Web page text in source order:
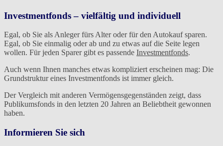
Investmentfonds – vielfältig und individuell
Egal, ob Sie als Anleger fürs Alter oder für den Autokauf sparen.
Egal, ob Sie einmalig oder ab und zu etwas auf die Seite legen
wollen. Für jeden Sparer gibt es passende Investmentfonds.
Auch wenn Ihnen manches etwas kompliziert erscheinen mag: Die
Grundstruktur eines Investmentfonds ist immer gleich.
Der Vergleich mit anderen Vermögensgegenständen zeigt, dass
Publikumsfonds in den letzten 20 Jahren an Beliebtheit gewonnen
haben.
Informieren Sie sich